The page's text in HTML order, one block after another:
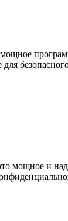
для
мощное и